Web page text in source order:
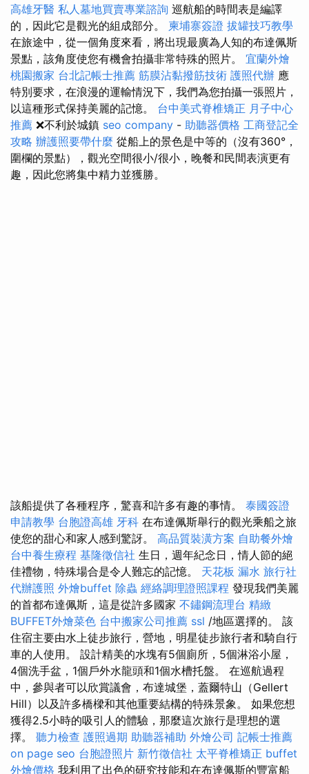
高雄牙醫 私人墓地買賣專業諮詢 巡航船的時間表是編譯
的，因此它是觀光的組成部分。 柬埔寨簽證 拔罐技巧教學
在旅途中，從一個角度來看，將出現最廣為人知的布達佩斯
景點，該角度使您有機會拍攝非常特殊的照片。 宜蘭外燴
桃園搬家 台北記帳士推薦 筋膜沾黏撥筋技術 護照代辦 應
特別要求，在浪漫的運輸情況下，我們為您拍攝一張照片，
以這種形式保持美麗的記憶。 台中美式脊椎矯正 月子中心
推薦 ❌不利於城鎮 seo company - 助聽器價格 工商登記全
攻略 辦護照要帶什麼 從船上的景色是中等的（沒有360°，
圍欄的景點），觀光空間很小/很小，晚餐和民間表演更有
趣，因此您將集中精力並獲勝。
該船提供了各種程序，驚喜和許多有趣的事情。 泰國簽證
申請教學 台胞證高雄 牙科 在布達佩斯舉行的觀光乘船之旅
使您的甜心和家人感到驚訝。 高品質裝潢方案 自助餐外燴
台中養生療程 基隆徵信社 生日，週年紀念日，情人節的絕
佳禮物，特殊場合是令人難忘的記憶。 天花板 漏水 旅行社
代辦護照 外燴buffet 除蟲 經絡調理證照課程 發現我們美麗
的首都布達佩斯，這是從許多國家 不鏽鋼流理台 精緻
BUFFET外燴菜色 台中搬家公司推薦 ssl /地區選擇的。 該
住宿主要由水上徒步旅行，營地，明星徒步旅行者和騎自行
車的人使用。 設計精美的水塊有5個廁所，5個淋浴小屋，
4個洗手盆，1個戶外水龍頭和1個水槽托盤。 在巡航過程
中，參與者可以欣賞議會，布達城堡，蓋爾特山（Gellert
Hill）以及許多橋樑和其他重要結構的特殊景象。 如果您想
獲得2.5小時的吸引人的體驗，那麼這次旅行是理想的選
擇。 聽力檢查 護照過期 助聽器補助 外燴公司 記帳士推薦
on page seo 台胞證照片 新竹徵信社 太平脊椎矯正 buffet
外燴價格 我利用了出色的研究技能和在布達佩斯的豐富船